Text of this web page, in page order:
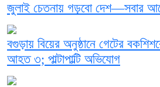
জুলাই চেতনায় গড়বো দেশ—সবার
বগুড়ায় বিয়ের অনুষ্ঠানে গেটের
আহত ৩; পাল্টাপাল্টি অভিযোগ